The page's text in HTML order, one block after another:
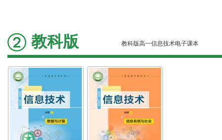
教科版 教科版高一信息技术电子课本